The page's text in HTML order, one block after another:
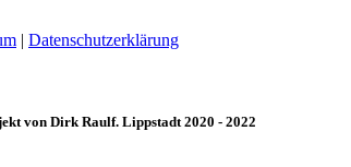
| Datenschutzerklärung
von Dirk Raulf. Lippstadt 2020 - 2022